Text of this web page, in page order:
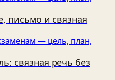
письмо и связная
— цель, план,
связная речь без